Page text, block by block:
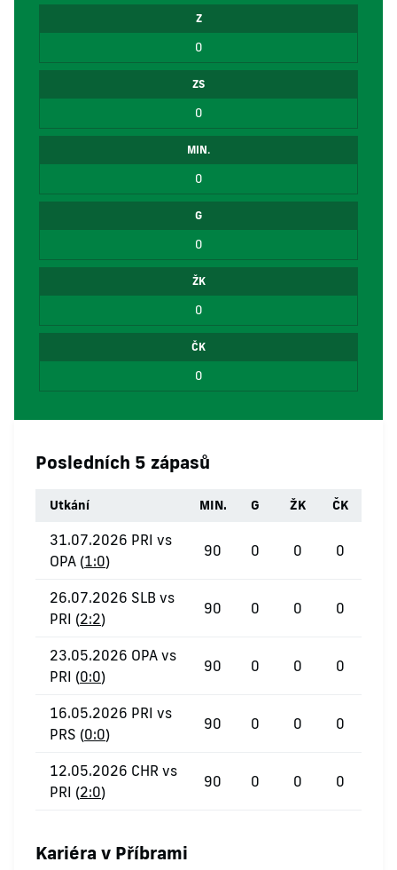
Z
0
ZS
0
MIN.
0
G
0
ŽK
0
ČK
0
Posledních 5 zápasů
Utkání MIN. G ŽK ČK
31.07.2026 PRI vs
OPA (1:0)
90 0 0 0
26.07.2026 SLB vs
PRI (2:2)
90 0 0 0
23.05.2026 OPA vs
PRI (0:0)
90 0 0 0
16.05.2026 PRI vs
PRS (0:0)
90 0 0 0
12.05.2026 CHR vs
PRI (2:0)
90 0 0 0
Kariéra v Příbrami